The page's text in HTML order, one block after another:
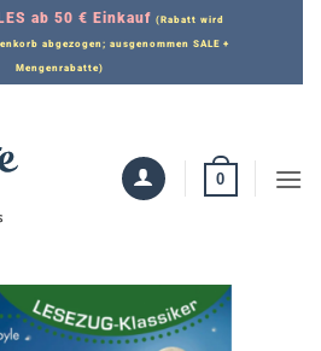
ab 50 € Einkauf (Rabatt wird
abgezogen; ausgenommen SALE +
Mengenrabatte)
0